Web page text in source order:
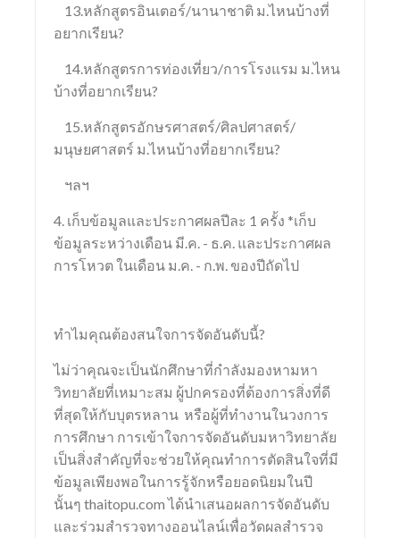
13.หลักสูตรอินเตอร์/นานาชาติ ม.ไหนบ้างที่
อยากเรียน?
14.หลักสูตรการท่องเที่ยว/การโรงแรม ม.ไหน
บ้างที่อยากเรียน?
15.หลักสูตรอักษรศาสตร์/ศิลปศาสตร์/
มนุษยศาสตร์ ม.ไหนบ้างที่อยากเรียน?
ฯลฯ
4. เก็บข้อมูลและประกาศผลปีละ 1 ครั้ง *เก็บ
ข้อมูลระหว่างเดือน มี.ค. - ธ.ค. และประกาศผล
การโหวต ในเดือน ม.ค. - ก.พ. ของปีถัดไป
ทำไมคุณต้องสนใจการจัดอันดับนี้?
ไม่ว่าคุณจะเป็นนักศึกษาที่กำลังมองหามหา
วิทยาลัยที่เหมาะสม ผู้ปกครองที่ต้องการสิ่งที่ดี
ที่สุดให้กับบุตรหลาน หรือผู้ที่ทำงานในวงการ
การศึกษา การเข้าใจการจัดอันดับมหาวิทยาลัย
เป็นสิ่งสำคัญที่จะช่วยให้คุณทำการตัดสินใจที่มี
ข้อมูลเพียงพอในการรู้จักหรือยอดนิยมในปี
นั้นๆ thaitopu.com ได้นำเสนอผลการจัดอันดับ
และร่วมสำรวจทางออนไลน์เพื่อวัดผลสำรวจ